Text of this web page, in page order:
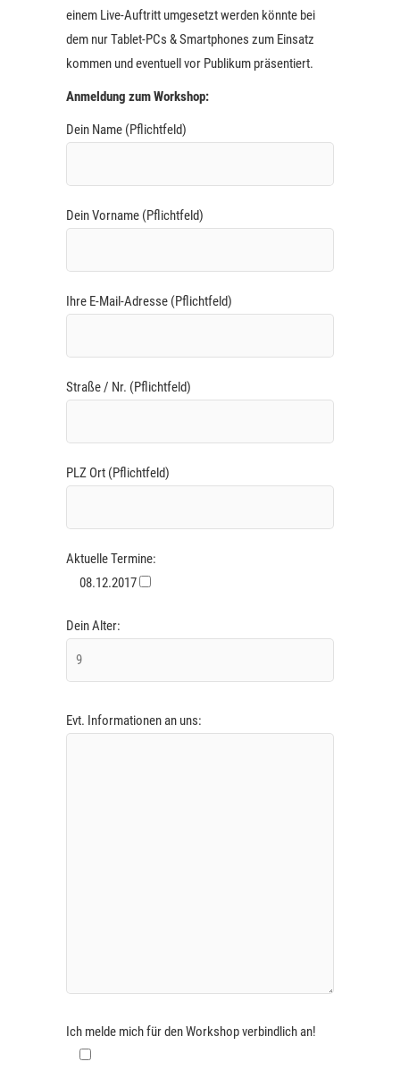
einem Live-Auftritt umgesetzt werden könnte bei
dem nur Tablet-PCs & Smartphones zum Einsatz
kommen und eventuell vor Publikum präsentiert.
Anmeldung zum Workshop:
Dein Name (Pflichtfeld)
Dein Vorname (Pflichtfeld)
Ihre E-Mail-Adresse (Pflichtfeld)
Straße / Nr. (Pflichtfeld)
PLZ Ort (Pflichtfeld)
Aktuelle Termine:
08.12.2017
Dein Alter:
Evt. Informationen an uns:
Ich melde mich für den Workshop verbindlich an!